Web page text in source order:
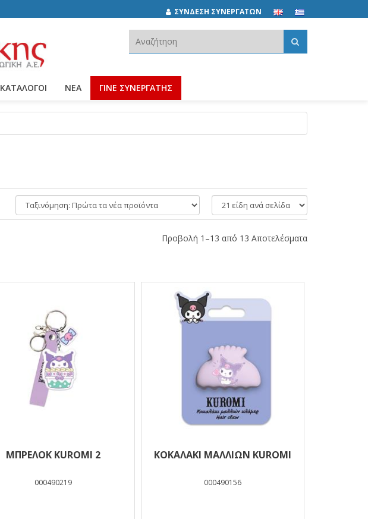
ΣΥΝΔΕΣΗ ΣΥΝΕΡΓΑΤΩΝ
ΚΑΤΆΛΟΓΟΙ ΝΈΑ ΓΙΝΕ ΣΥΝΕΡΓΑΤΗΣ
Αναζήτηση:
είδη
ανά
Ταξινόμηση:
Προβολή 1–13 από 13 Αποτελέσματα
ΜΠΡΕΛΟΚ KUROMI 2
000490219
ΚΟΚΑΛΑΚΙ ΜΑΛΛΙΩΝ KUROMI
000490156